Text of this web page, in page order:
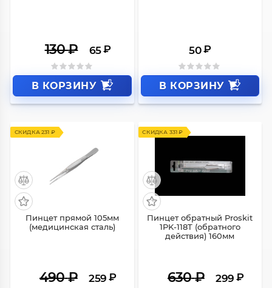
130₽ 65 ₽
В КОРЗИНУ
50 ₽
В КОРЗИНУ
СКИДКА 231 ₽
Пинцет прямой 105мм
(медицинская сталь)
490₽ 259 ₽
СКИДКА 331 ₽
Пинцет обратный Proskit
1PK-118T (обратного
действия) 160мм
630₽ 299 ₽